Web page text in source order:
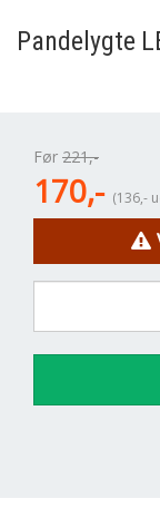
Pandelygte
Før 221,-
170,- (136,-